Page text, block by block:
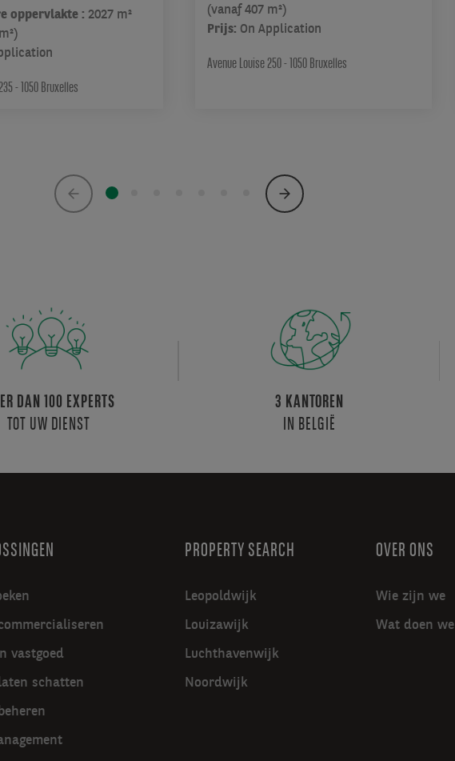
oppervlakte : 2027 m²
- 1050 Bruxelles
(vanaf 407 m²)
Prijs: On Application
Avenue Louise 250 - 1050 Bruxelles
DAN 100 EXPERTS
TOT UW DIENST
3 KANTOREN
IN BELGIË
vastgoed
schatten
PROPERTY SEARCH
Leopoldwijk
Louizawijk
Luchthavenwijk
Noordwijk
OVER ONS
Wie zijn we
Wat doen we